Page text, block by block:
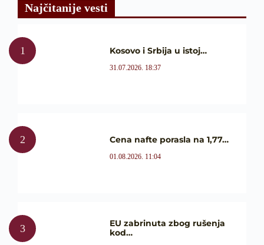
Najčitanije vesti
Kosovo i Srbija u istoj…
31.07.2026. 18:37
Cena nafte porasla na 1,77…
01.08.2026. 11:04
EU zabrinuta zbog rušenja
kod…